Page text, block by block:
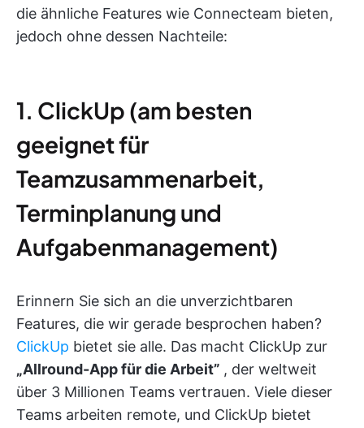
die ähnliche Features wie Connecteam bieten,
jedoch ohne dessen Nachteile:
1. ClickUp (am besten
geeignet für
Teamzusammenarbeit,
Terminplanung und
Aufgabenmanagement)
Erinnern Sie sich an die unverzichtbaren
Features, die wir gerade besprochen haben?
ClickUp bietet sie alle. Das macht ClickUp zur
„Allround-App für die Arbeit” , der weltweit
über 3 Millionen Teams vertrauen. Viele dieser
Teams arbeiten remote, und ClickUp bietet